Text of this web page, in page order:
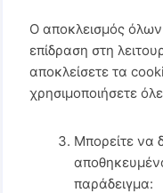
Ο αποκλεισμός
επίδραση στη
αποκλείσετε τα
χρησιμοποιήσετε
Μπορείτε να
παράδειγμα: